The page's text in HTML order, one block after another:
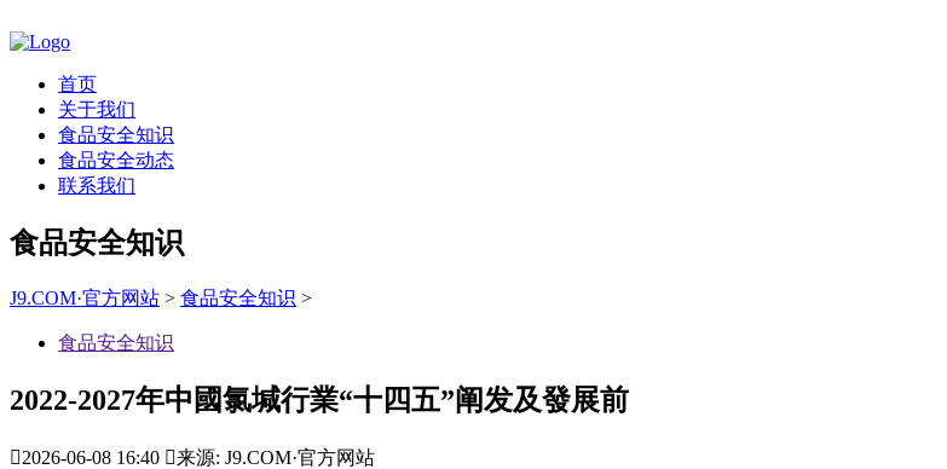
首页
关于我们
食品安全知识
食品安全动态
联系我们
食品安全知识
J9.COM·官方网站 > 食品安全知识 >
食品安全知识
2022-2027年中國氯堿行業“十四五”阐发及發展前
2026-06-08 16:40 来源: J9.COM·官方网站